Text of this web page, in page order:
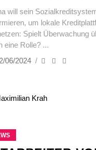
will sein
um lokale
Spielt Überwachung
eine Rolle?
06/2024